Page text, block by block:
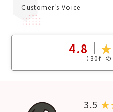
Customer's Voice
4.8
（30件の
3.5 ★